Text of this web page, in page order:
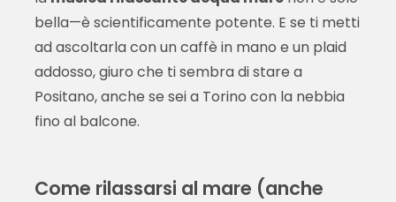
bella—è scientificamente potente. E se ti metti
ad ascoltarla con un caffè in mano e un plaid
addosso, giuro che ti sembra di stare a
Positano, anche se sei a Torino con la nebbia
fino al balcone.
Come rilassarsi al mare (anche